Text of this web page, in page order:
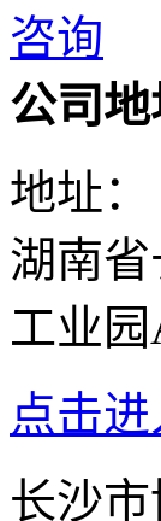
咨询
公司地
地址：
湖南
工业园
点击
长沙